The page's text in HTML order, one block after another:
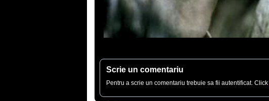
Scrie un comentariu
Pentru a scrie un comentariu trebuie sa fii autentificat. Click